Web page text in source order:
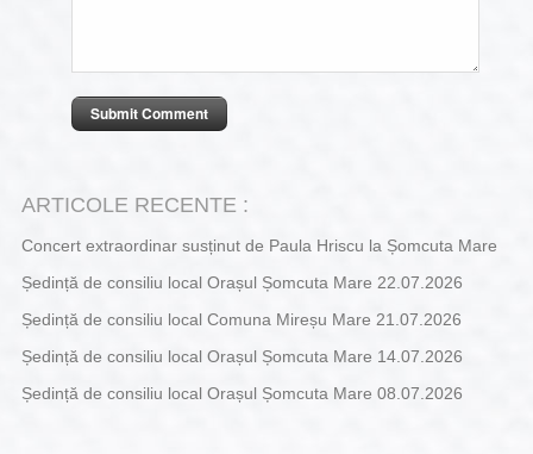
ARTICOLE RECENTE :
Concert extraordinar susținut de Paula Hriscu la Șomcuta Mare
Ședință de consiliu local Orașul Șomcuta Mare 22.07.2026
Ședință de consiliu local Comuna Mireșu Mare 21.07.2026
Ședință de consiliu local Orașul Șomcuta Mare 14.07.2026
Ședință de consiliu local Orașul Șomcuta Mare 08.07.2026